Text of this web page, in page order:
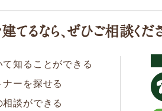
てるなら、ぜひご相談くだ
知ることができる
ーを探せる
談ができる